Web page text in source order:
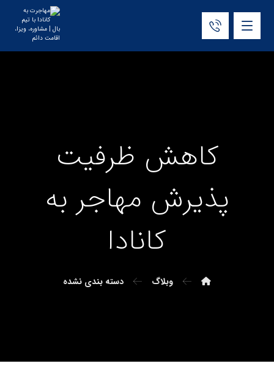
کاهش ظرفیت
پذیرش مهاجر به
کانادا
وبلاگ دسته بندی نشده